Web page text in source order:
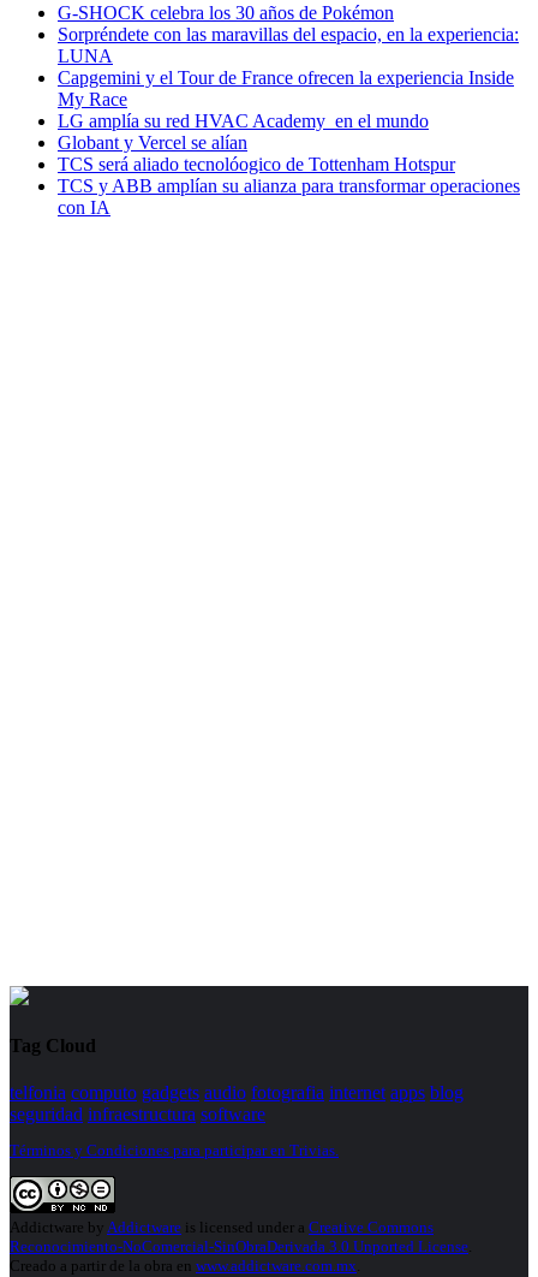
G-SHOCK celebra los 30 años de Pokémon
Sorpréndete con las maravillas del espacio, en la experiencia:
LUNA
Capgemini y el Tour de France ofrecen la experiencia Inside
My Race
LG amplía su red HVAC Academy en el mundo
Globant y Vercel se alían
TCS será aliado tecnolóogico de Tottenham Hotspur
TCS y ABB amplían su alianza para transformar operaciones
con IA
Tag Cloud
telfonia computo gadgets audio fotografia internet apps blog
seguridad infraestructura software
Términos y Condiciones para participar en Trivias.
Addictware by Addictware is licensed under a Creative Commons
Reconocimiento-NoComercial-SinObraDerivada 3.0 Unported License.
Creado a partir de la obra en www.addictware.com.mx.